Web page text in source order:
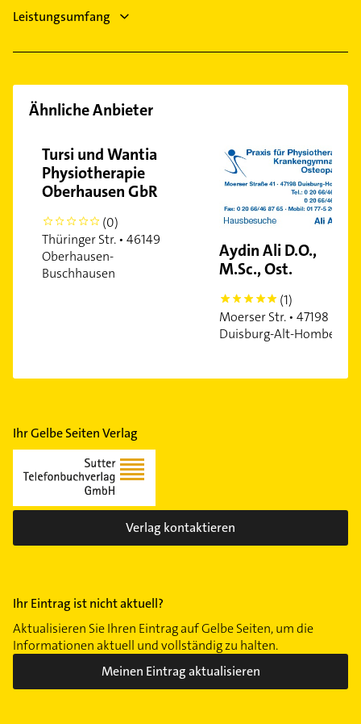
Leistungsumfang
Ähnliche Anbieter
Tursi und Wantia
Physiotherapie
Oberhausen GbR
0
(0)
Thüringer Str. • 46149
Oberhausen-
Buschhausen
Aydin Ali D.O.,
M.Sc., Ost.
5
(1)
Moerser Str. • 47198
Duisburg-Alt-Homberg
Ihr Gelbe Seiten Verlag
Verlag kontaktieren
Ihr Eintrag ist nicht aktuell?
Aktualisieren Sie Ihren Eintrag auf Gelbe Seiten, um die
Informationen aktuell und vollständig zu halten.
Meinen Eintrag aktualisieren